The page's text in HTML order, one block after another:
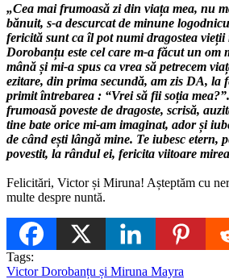
„Cea mai frumoasă zi din viața mea, nu
bănuit, s-a descurcat de minune
fericită sunt ca îl pot numi dragostea vieții
Dorobanțu este cel care m-a făcut un om
mână și mi-a spus ca vrea să petrecem
ezitare, din prima secundă, am zis DA, la
primit întrebarea : “Vrei să fii soția
frumoasă poveste de dragoste, scrisă,
tine bate orice mi-am imaginat, ador și
de când ești lângă mine. Te iubesc etern,
povestit, la rândul ei, fericita viitoare
Felicitări, Victor și Miruna! Așteptăm cu
multe despre nuntă.
Tags:
Victor Dorobanțu și Miruna Mayra